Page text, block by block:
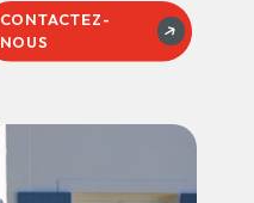
CONTACTEZ-
NOUS